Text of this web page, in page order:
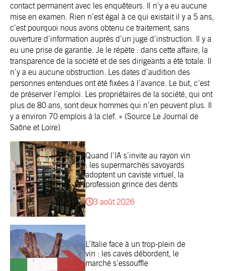
contact permanent avec les enquêteurs. Il n’y a eu aucune
mise en examen. Rien n’est égal à ce qui existait il y a 5 ans,
c’est pourquoi nous avons obtenu ce traitement, sans
ouverture d’information auprès d’un juge d’instruction. Il y a
eu une prise de garantie. Je le répète : dans cette affaire, la
transparence de la société et de ses dirigeants a été totale. Il
n’y a eu aucune obstruction. Les dates d’audition des
personnes entendues ont été fixées à l’avance. Le but, c’est
de préserver l’emploi. Les propriétaires de la société, qui ont
plus de 80 ans, sont deux hommes qui n’en peuvent plus. Il
y a environ 70 emplois à la clef. » (Source Le Journal de
Saône et Loire)
Quand l’IA s’invite au rayon vin
: les supermarchés savoyards
adoptent un caviste virtuel, la
profession grince des dents
3 août 2026
L’Italie face à un trop-plein de
vin : les caves débordent, le
marché s’essouffle